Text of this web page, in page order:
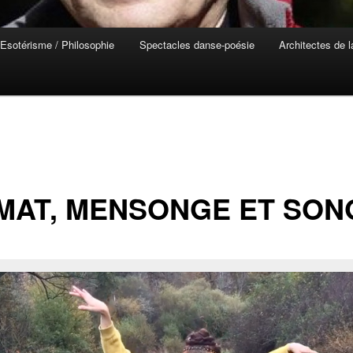
Esotérisme / Philosophie Spectacles danse-poésie Architectes de
MENSONGE ET